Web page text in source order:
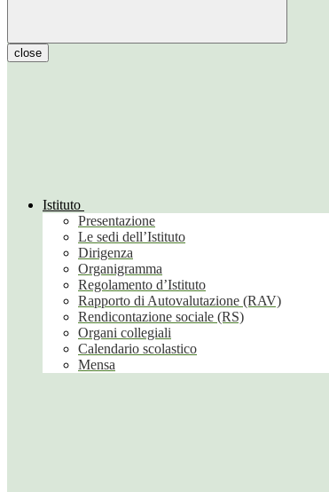
close
Istituto
Presentazione
Le sedi dell’Istituto
Dirigenza
Organigramma
Regolamento d’Istituto
Rapporto di Autovalutazione (RAV)
Rendicontazione sociale (RS)
Organi collegiali
Calendario scolastico
Mensa